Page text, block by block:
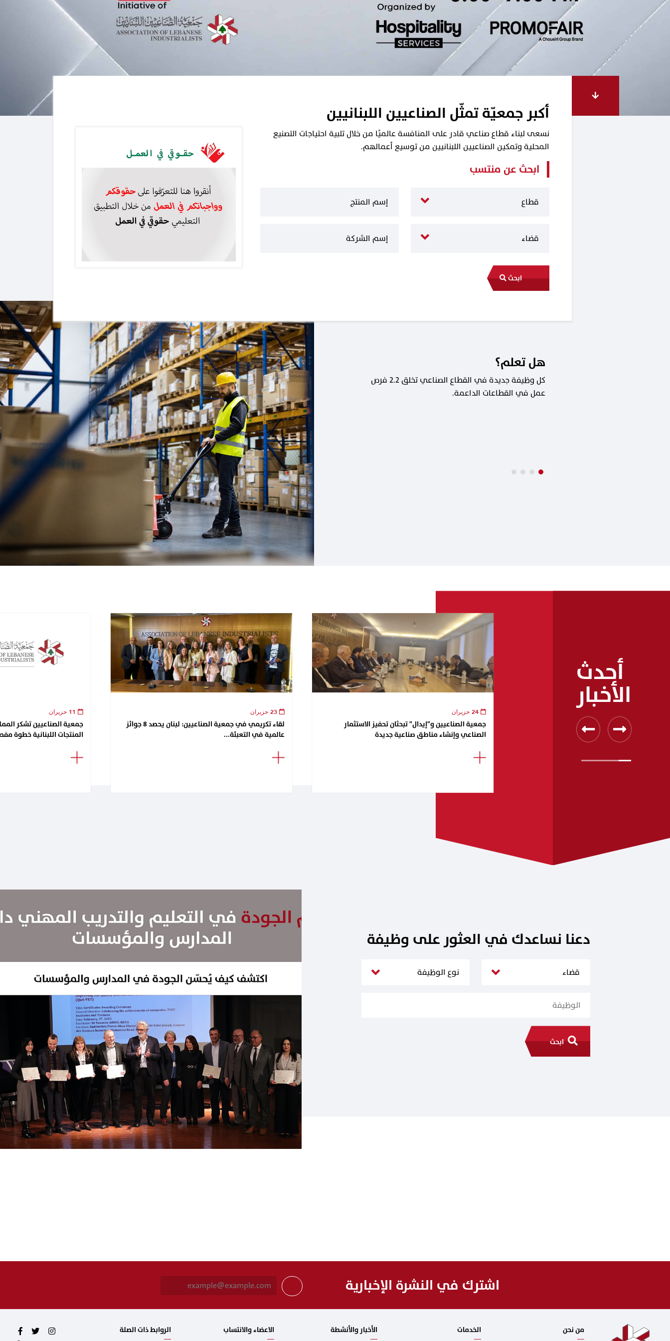
أكبر جمعيّة تمثّل الصناعيين اللبنانيين
نسعى لبناء قطاع صناعي قادر على المنافسة عالميًا من خلال تلبية احتياجات التصنيع
المحلية وتمكين الصناعيين اللبنانيين من توسيع أعمالهم.
ابحث عن منتسب
ابحث
هل تعلم؟
كل وظيفة جديدة في القطاع الصناعي تخلق 2.2 فرص
عمل في القطاعات الداعمة.
أحدث
الأخبار
جمعية الصناعيين تشكر
المنتجات اللبنانية خطوة
لقاء تكريمي في جمعية الصناعيين: لبنان يحصد 8 جوائز
عالمية في التعبئة...
جمعية الصناعيين و"إيدال" تبحثان تحفيز الاستثمار
الصناعي وإنشاء مناطق صناعية جديدة
دعنا نساعدك في العثور على وظيفة
ابحث
اشترك في النشرة الإخبارية
i
* من نحن الخدمات الأخبار والأنشطة الاعضاء والانتساب الروابط ذات الصلة